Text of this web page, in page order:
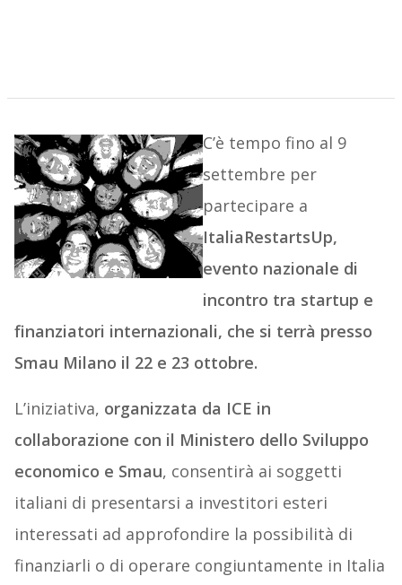
C’è tempo fino al 9
settembre per
partecipare a
ItaliaRestartsUp,
evento nazionale di
incontro tra startup e
finanziatori internazionali, che si terrà presso
Smau Milano il 22 e 23 ottobre.
L’iniziativa, organizzata da ICE in
collaborazione con il Ministero dello Sviluppo
economico e Smau, consentirà ai soggetti
italiani di presentarsi a investitori esteri
interessati ad approfondire la possibilità di
finanziarli o di operare congiuntamente in Italia